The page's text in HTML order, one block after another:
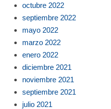
octubre 2022
septiembre 2022
mayo 2022
marzo 2022
enero 2022
diciembre 2021
noviembre 2021
septiembre 2021
julio 2021